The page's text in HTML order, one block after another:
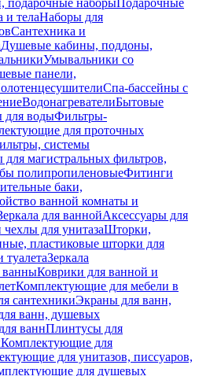
подарочные наборыПодарочные
и телаНаборы для
Сантехника и
Душевые кабины, поддоны,
Умывальники со
панели,
Спа-бассейны с
ВодонагревателиБытовые
для водыФильтры-
для проточных
системы
для магистральных фильтров,
полипропиленовыеФитинги
баки,
ванной комнаты и
для ваннойАксессуары для
для унитазаШторки,
пластиковые шторки для
Зеркала
ванныКоврики для ванной и
Комплектующие для мебели в
сантехникиЭкраны для ванн,
ванн, душевых
ваннПлинтусы для
Комплектующие для
для унитазов, писсуаров,
для душевых